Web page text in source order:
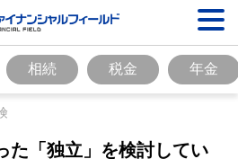
相続 税金 年金
た「独立」を検討してい